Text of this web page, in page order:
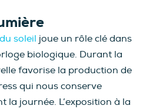
soleil joue un rôle clé dans
biologique. Durant la
favorise la production de
qui nous conserve
la journée. L’exposition à la